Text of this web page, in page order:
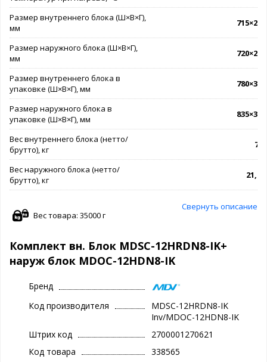
Размер внутреннего блока (Ш×В×Г),
мм
Размер наружного блока (Ш×В×Г),
мм
Размер внутреннего блока в
упаковке (Ш×В×Г), мм
Размер наружного блока в
упаковке (Ш×В×Г), мм
Вес внутреннего блока (нетто/
брутто), кг
Вес наружного блока (нетто/
брутто), кг
21,4
Свернуть описание
Вес товара: 35000 г
Комплект вн. Блок MDSC-12HRDN8-IK+
наруж блок MDOC-12HDN8-IK
Бренд
Код производителя
MDSC-12HRDN8-IK
Inv/MDOC-12HDN8-IK
Штрих код
2700001270621
Код товара
338565